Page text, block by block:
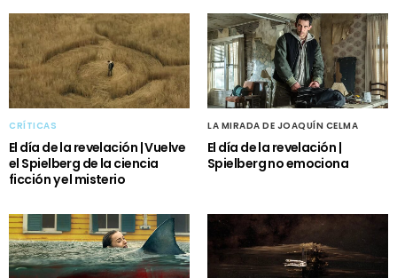
CRÍTICAS
El día de la revelación | Vuelve
el Spielberg de la ciencia
ficción y el misterio
LA MIRADA DE JOAQUÍN CELMA
El día de la revelación |
Spielberg no emociona